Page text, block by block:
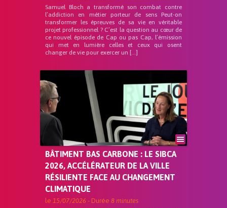
Samuel Bloch a transformé son combat contre
l’addiction en métier porteur de sens Peut-on
transformer les épreuves de sa vie en véritable
projet professionnel ? C’est la question au cœur de
ce nouvel épisode de Cap ou pas Cap, l’émission
qui met en lumière celles et ceux qui osent
changer de vie pour exercer un […]
BÂTIMENT BAS CARBONE : LE SIBCA
2026, ACCÉLÉRATEUR DE LA VILLE
RÉSILIENTE FACE AU CHANGEMENT
CLIMATIQUE
le 15/07/2026 - Durée 8 minutes